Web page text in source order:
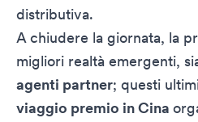
distributiva.
A chiudere la giornata, la
migliori realtà emergenti,
agenti partner; questi
viaggio premio in Cina